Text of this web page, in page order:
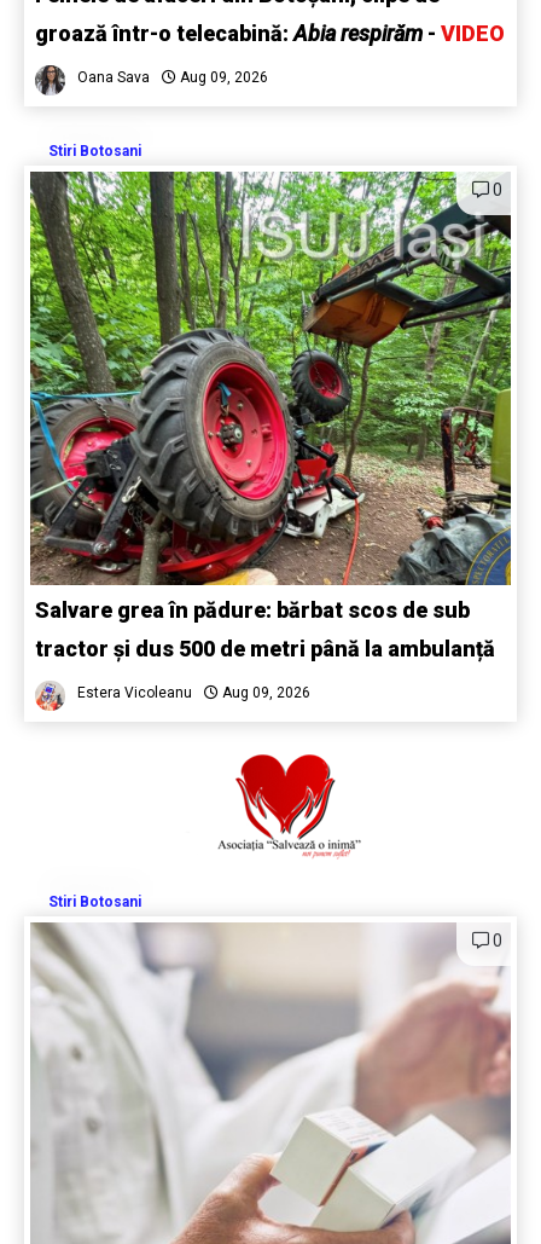
groază într-o telecabină:Abia respirăm - VIDEO
Oana Sava Aug 09, 2026
Stiri Botosani
0
Salvare grea în pădure: bărbat scos de sub
tractor și dus 500 de metri până la ambulanță
Estera Vicoleanu Aug 09, 2026
Stiri Botosani
0